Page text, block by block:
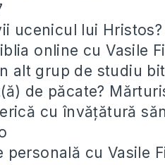
ucenicul lui
online cu Vasile
alt grup de studiu
de păcate?
cu învățătură
personală cu Vasile